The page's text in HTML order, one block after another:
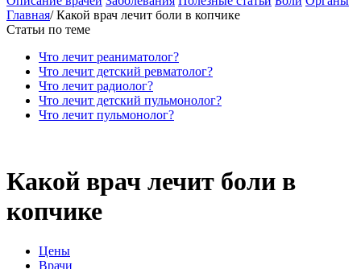
Главная/Какой врач лечит боли в копчике
Статьи по теме
Что лечит реаниматолог?
Что лечит детский ревматолог?
Что лечит радиолог?
Что лечит детский пульмонолог?
Что лечит пульмонолог?
Какой врач лечит боли в
копчике
Цены
Врачи